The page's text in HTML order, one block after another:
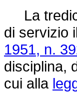
La
di servizio
1951, n.
disciplina,
cui alla